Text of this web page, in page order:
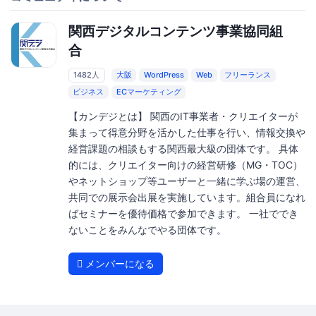
関西デジタルコンテンツ事業協同組
合
1482人 大阪 WordPress Web
フリーランス
ビジネス
ECマーケティング
【カンデジとは】 関西のIT事業者・クリエイターが
集まって得意分野を活かした仕事を行い、情報交換や
経営課題の相談もする関西最大級の団体です。 具体
的には、クリエイター向けの経営研修（MG・TOC）
やネットショップ等ユーザーと一緒に学ぶ場の運営、
共同での展示会出展を実施しています。組合員になれ
ばセミナーを優待価格で参加できます。 一社ででき
ないことをみんなでやる団体です。
メンバーになる